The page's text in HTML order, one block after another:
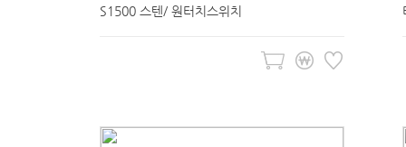
S1500 스텐/ 원터치스위치